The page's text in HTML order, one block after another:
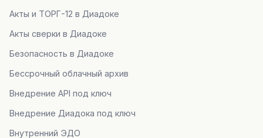
Акты и ТОРГ-12 в Диадоке
Акты сверки в Диадоке
Безопасность в Диадоке
Бессрочный облачный архив
Внедрение API под ключ
Внедрение Диадока под ключ
Внутренний ЭДО